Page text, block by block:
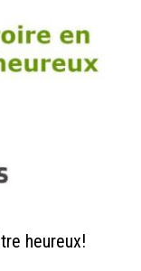
heureux!